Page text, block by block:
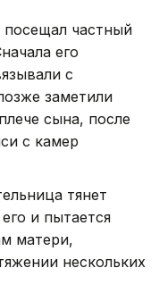
частный
его
с
заметили
сына, после
с камер
тянет
и пытается
матери,
нескольких